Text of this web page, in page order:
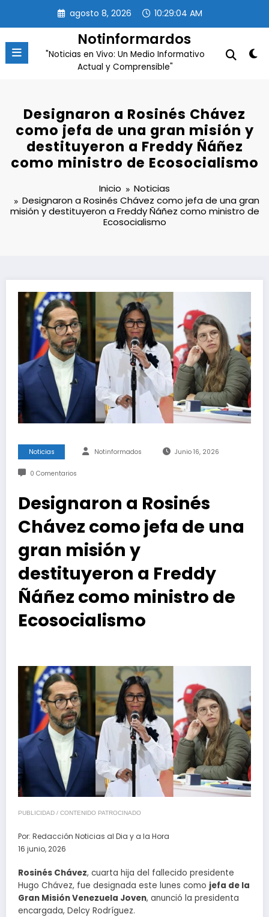
contenido
agosto 8, 2026 10:29:05 AM
Notinformardos
"Noticias en Vivo: Un Medio Informativo
Actual y Comprensible"
Designaron a Rosinés Chávez
como jefa de una gran misión y
destituyeron a Freddy Ñáñez
como ministro de Ecosocialismo
Inicio
Noticias
Designaron a Rosinés Chávez como jefa de una gran
misión y destituyeron a Freddy Ñáñez como ministro de
Ecosocialismo
Noticias Notinformados Junio 16, 2026
0 Comentarios
Designaron a Rosinés
Chávez como jefa de una
gran misión y
destituyeron a Freddy
Ñáñez como ministro de
Ecosocialismo
PUBLICIDAD / CONTENIDO PATROCINADO
Por: Redacción Noticias al Dia y a la Hora
16 junio, 2026
Rosinés Chávez, cuarta hija del fallecido presidente
Hugo Chávez, fue designada este lunes como jefa de la
Gran Misión Venezuela Joven, anunció la presidenta
encargada, Delcy Rodríguez.